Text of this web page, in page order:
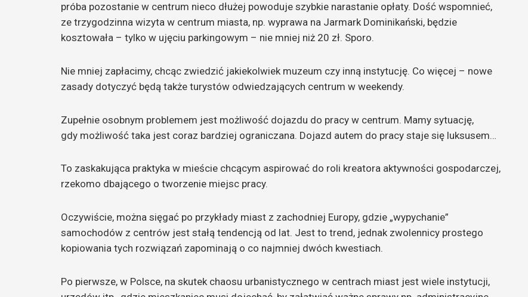
próba pozostanie w centrum nieco dłużej powoduje szybkie narastanie opłaty. Dość wspomnieć,
ze trzygodzinna wizyta w centrum miasta, np. wyprawa na Jarmark Dominikański, będzie
kosztowała – tylko w ujęciu parkingowym – nie mniej niż 20 zł. Sporo.
Nie mniej zapłacimy, chcąc zwiedzić jakiekolwiek muzeum czy inną instytucję. Co więcej – nowe
zasady dotyczyć będą także turystów odwiedzających centrum w weekendy.
Zupełnie osobnym problemem jest możliwość dojazdu do pracy w centrum. Mamy sytuację,
gdy możliwość taka jest coraz bardziej ograniczana. Dojazd autem do pracy staje się luksusem…
To zaskakująca praktyka w mieście chcącym aspirować do roli kreatora aktywności gospodarczej,
rzekomo dbającego o tworzenie miejsc pracy.
Oczywiście, można sięgać po przykłady miast z zachodniej Europy, gdzie „wypychanie”
samochodów z centrów jest stałą tendencją od lat. Jest to trend, jednak zwolennicy prostego
kopiowania tych rozwiązań zapominają o co najmniej dwóch kwestiach.
Po pierwsze, w Polsce, na skutek chaosu urbanistycznego w centrach miast jest wiele instytucji,